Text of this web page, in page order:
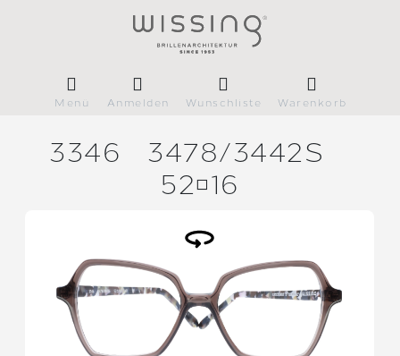
Menü Anmelden Wunschliste Warenkorb
3346 3478/3442S
5216